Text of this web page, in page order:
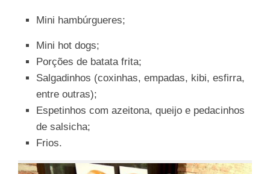
Mini hambúrgueres;
Mini hot dogs;
Porções de batata frita;
Salgadinhos (coxinhas, empadas, kibi, esfirra,
entre outras);
Espetinhos com azeitona, queijo e pedacinhos
de salsicha;
Frios.